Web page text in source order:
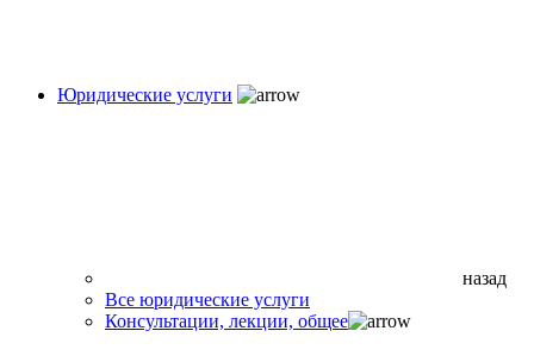
Юридические услуги
назад
Все юридические услуги
Консультации, лекции, общее